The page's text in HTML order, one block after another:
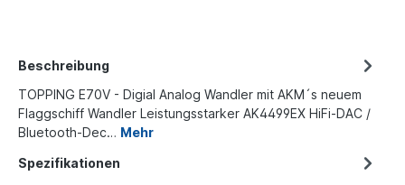
Beschreibung
TOPPING E70V - Digial Analog Wandler mit AKM´s neuem
Flaggschiff Wandler Leistungsstarker AK4499EX HiFi-DAC /
Bluetooth-Dec… Mehr
Spezifikationen